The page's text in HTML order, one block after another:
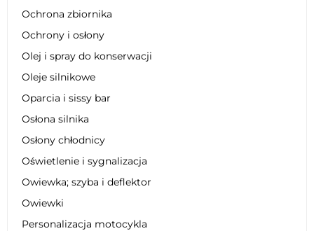
Ochrona zbiornika
Ochrony i osłony
Olej i spray do konserwacji
Oleje silnikowe
Oparcia i sissy bar
Osłona silnika
Osłony chłodnicy
Oświetlenie i sygnalizacja
Owiewka; szyba i deflektor
Owiewki
Personalizacja motocykla